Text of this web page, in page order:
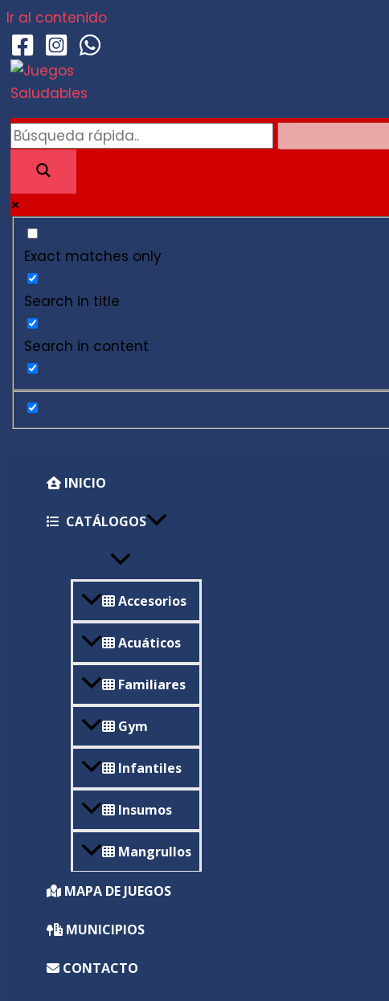
Ir al contenido
Exact matches only
Search in title
Search in content
INICIO
CATÁLOGOS
Accesorios
Acuáticos
Familiares
Gym
Infantiles
Insumos
Mangrullos
MAPA DE JUEGOS
MUNICIPIOS
CONTACTO